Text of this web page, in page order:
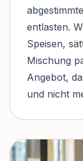
entlasten.
Speisen,
Mischung
Angebot,
und nicht